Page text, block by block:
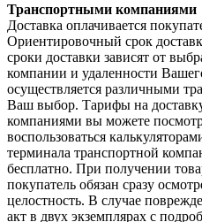
Транспортными компаниями
Доставка оплачивается
Ориентировочный срок
сроки доставки зависят от
компании и удаленности
осуществляется различными
Ваш выбор. Тарифы на
компаниями вы можете
воспользоваться
терминала транспортной
бесплатно. При получении
покупатель обязан сразу
целостность. В случае
акт в двух экземплярах с